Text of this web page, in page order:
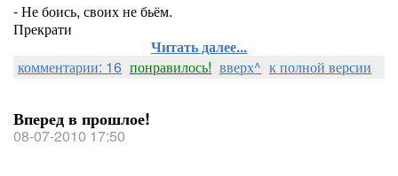
- Не боись, своих не бьём.
Прекрати
Читать далее...
комментарии: 16 понравилось! вверх^ к полной версии
Вперед в прошлое!
08-07-2010 17:50